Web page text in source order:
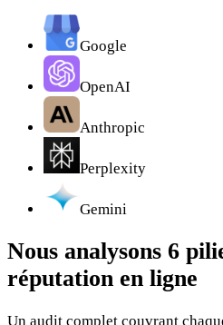
Google
OpenAI
Anthropic
Perplexity
Gemini
Nous analysons 6
réputation en ligne
Un audit complet couvrant